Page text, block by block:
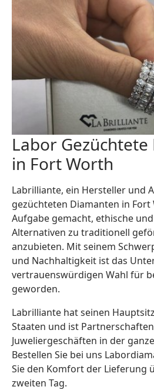
Labor
in Fort Worth
Labrilliante, ein Hersteller und
gezüchteten Diamanten in
Aufgabe gemacht, ethische
Alternativen zu traditionell
anzubieten. Mit seinem
und Nachhaltigkeit ist das
vertrauenswürdigen Wahl für
geworden.
Labrilliante hat seinen
Staaten und ist
Juweliergeschäften in der
Bestellen Sie bei uns
Sie den Komfort der Lieferung
zweiten Tag.